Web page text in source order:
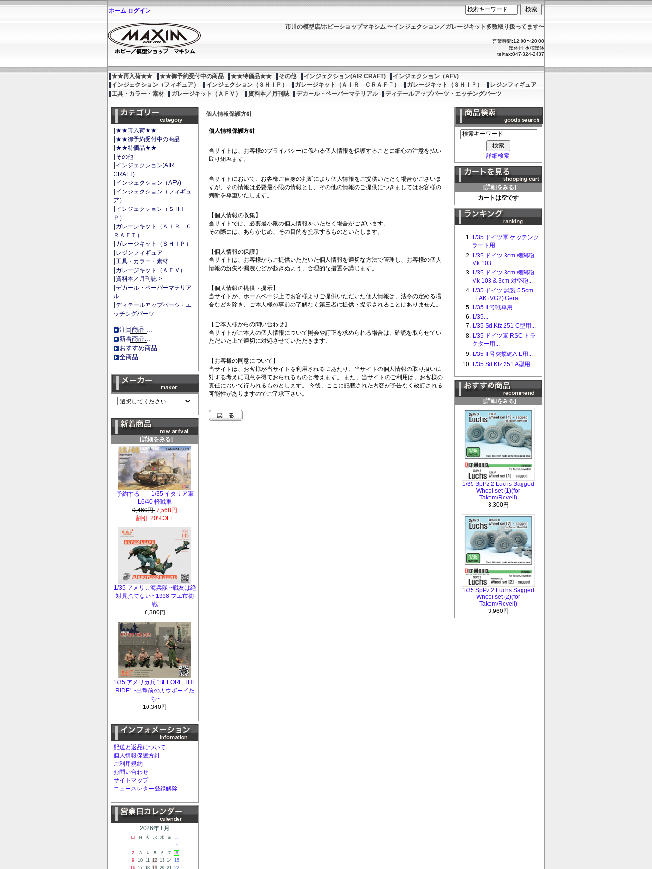
ホーム ログイン
市川の模型店/ホビーショップマキシム 〜インジェクション／ガレージキット多数取り扱ってます〜
営業時間:12:00〜20:00
定休日:水曜定休
tel/fax:047-324-2437
★★再入荷★★ ★★御予約受付中の商品 ★★特価品★★ その他 インジェクション(AIR CRAFT)
インジェクション（AFV)
インジェクション（フィギュア）
インジェクション（ＳＨＩＰ） ガレージキット（ＡＩＲ ＣＲＡＦＴ） ガレージキット（ＳＨＩＰ）
レジンフィギュア
工具・カラー・素材
ガレージキット（ＡＦＶ） 資料本／月刊誌 デカール・ペーパーマテリアル ディテールアップパーツ・エッチングパーツ
★★再入荷★★
★★御予約受付中の商品
★★特価品★★
その他
インジェクション(AIR
CRAFT)
インジェクション（AFV)
インジェクション（フィギュ
ア）
インジェクション（ＳＨＩ
Ｐ）
ガレージキット（ＡＩＲ Ｃ
ＲＡＦＴ）
ガレージキット（ＳＨＩＰ）
レジンフィギュア
工具・カラー・素材
ガレージキット（ＡＦＶ）
資料本／月刊誌->
デカール・ペーパーマテリア
ル
ディテールアップパーツ・エ
ッチングパーツ
注目商品 ...
新着商品...
おすすめ商品...
全商品...
[詳細をみる]
予約する 1/35 イタリア軍
L6/40 軽戦車
9,460円 7,568円
割引: 20%OFF
1/35 アメリカ海兵隊 ~戦友は絶
対見捨てない~ 1968 フエ市街
戦
6,380円
1/35 アメリカ兵 "BEFORE THE
RIDE" ~出撃前のカウボーイた
ち~
10,340円
配送と返品について
個人情報保護方針
ご利用規約
お問い合わせ
サイトマップ
ニュースレター登録解除
2026年 8月
日 月 火 水 木 金
土
1
2
3 4 5 6 7
8
9
10 11 12 13 14 15
16 17 18 19 20 21 22
個人情報保護方針
個人情報保護方針
当サイトは、お客様のプライバシーに係わる個人情報を保護することに細心の注意を払い
取り組みます。
当サイトにおいて、お客様ご自身の判断により個人情報をご提供いただく場合がございま
すが、その情報は必要最小限の情報とし、その他の情報のご提供につきましてはお客様の
判断を尊重いたします。
【個人情報の収集】
当サイトでは、必要最小限の個人情報をいただく場合がございます。
その際には、あらかじめ、その目的を提示するものといたします。
【個人情報の保護】
当サイトは、お客様からご提供いただいた個人情報を適切な方法で管理し、お客様の個人
情報の紛失や漏洩などが起きぬよう、合理的な措置を講じます。
【個人情報の提供・提示】
当サイトが、ホームページ上でお客様よりご提供いただいた個人情報は、法令の定める場
合などを除き、ご本人様の事前の了解なく第三者に提供・提示されることはありません。
【ご本人様からの問い合わせ】
当サイトがご本人の個人情報について照会や訂正を求められる場合は、確認を取らせてい
ただいた上で適切に対処させていただきます。
【お客様の同意について】
当サイトは、お客様が当サイトを利用されるにあたり、当サイトの個人情報の取り扱いに
対する考えに同意を得ておられるものと考えます。 また、当サイトのご利用は、お客様の
責任において行われるものとします。 今後、ここに記載された内容が予告なく改訂される
可能性がありますのでご了承下さい。
詳細検索
[詳細をみる]
カートは空です
1/35 ドイツ軍 ケッテンク
ラート用...
1/35 ドイツ 3cm 機関砲
Mk 103...
1/35 ドイツ 3cm 機関砲
Mk 103 & 3cm 対空砲...
1/35 ドイツ 試製 5.5cm
FLAK (VG2) Gerät...
1/35 III号戦車用...
1/35...
1/35 Sd.Kfz.251 C型用...
1/35 ドイツ軍 RSO トラ
クター用...
1/35 III号突撃砲A-E用...
1/35 Sd.Kfz.251 A型用...
[詳細をみる]
1/35 SpPz 2 Luchs Sagged
Wheel set (1)(for
Takom/Revell)
3,300円
1/35 SpPz 2 Luchs Sagged
Wheel set (2)(for
Takom/Revell)
3,960円